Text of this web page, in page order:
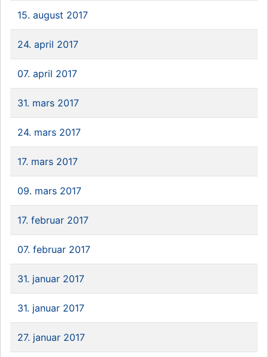
15. august 2017
24. april 2017
07. april 2017
31. mars 2017
24. mars 2017
17. mars 2017
09. mars 2017
17. februar 2017
07. februar 2017
31. januar 2017
31. januar 2017
27. januar 2017